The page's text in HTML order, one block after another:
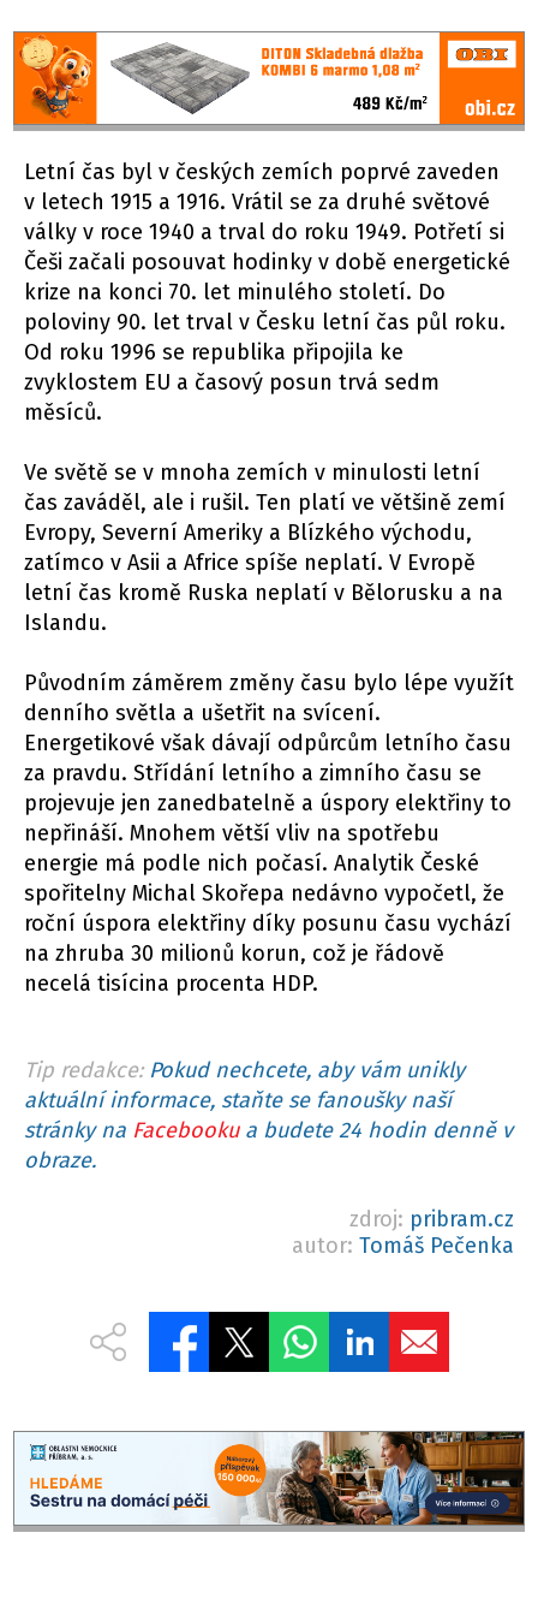
Letní čas byl v českých zemích poprvé zaveden
v letech 1915 a 1916. Vrátil se za druhé světové
války v roce 1940 a trval do roku 1949. Potřetí si
Češi začali posouvat hodinky v době energetické
krize na konci 70. let minulého století. Do
poloviny 90. let trval v Česku letní čas půl roku.
Od roku 1996 se republika připojila ke
zvyklostem EU a časový posun trvá sedm
měsíců.
Ve světě se v mnoha zemích v minulosti letní
čas zaváděl, ale i rušil. Ten platí ve většině zemí
Evropy, Severní Ameriky a Blízkého východu,
zatímco v Asii a Africe spíše neplatí. V Evropě
letní čas kromě Ruska neplatí v Bělorusku a na
Islandu.
Původním záměrem změny času bylo lépe využít
denního světla a ušetřit na svícení.
Energetikové však dávají odpůrcům letního času
za pravdu. Střídání letního a zimního času se
projevuje jen zanedbatelně a úspory elektřiny to
nepřináší. Mnohem větší vliv na spotřebu
energie má podle nich počasí. Analytik České
spořitelny Michal Skořepa nedávno vypočetl, že
roční úspora elektřiny díky posunu času vychází
na zhruba 30 milionů korun, což je řádově
necelá tisícina procenta HDP.
Tip redakce: Pokud nechcete, aby vám unikly
aktuální informace, staňte se fanoušky naší
stránky na Facebookua budete 24 hodin denně v
obraze.
zdroj: pribram.cz
autor: Tomáš Pečenka